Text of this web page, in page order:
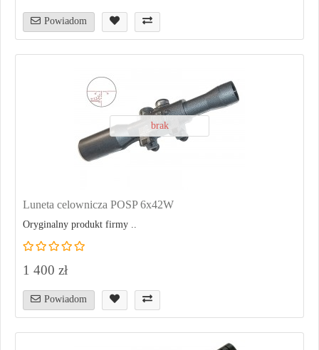
Powiadom
brak
Luneta celownicza POSP 6x42W
Oryginalny produkt firmy ..
1 400 zł
Powiadom